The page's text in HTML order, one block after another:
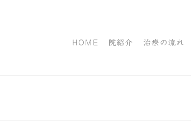
HOME 院紹介 治療の流れ